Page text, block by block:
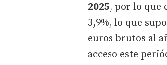
2025, por lo que
3,9%, lo que
euros brutos al
acceso este